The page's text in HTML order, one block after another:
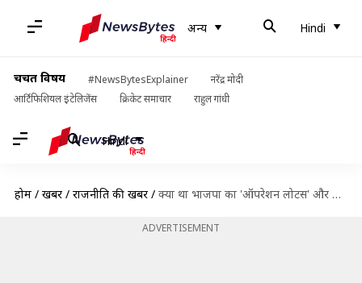
अन्य Hindi
चर्चित विषय #NewsBytesExplainer
नरेंद्र मोदी
आर्टिफिशियल इंटेलिजेंस
क्रिकेट समाचार राहुल गांधी
Hindi
होम / खबरें / राजनीति की खबरें / क्या था भाजपा का 'ऑपरेशन लोटस' और अब यह फिर कर्नाटक में क्यों चर्चा में है?
ADVERTISEMENT